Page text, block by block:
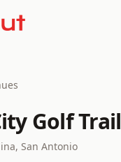
Golf Trail
San Antonio